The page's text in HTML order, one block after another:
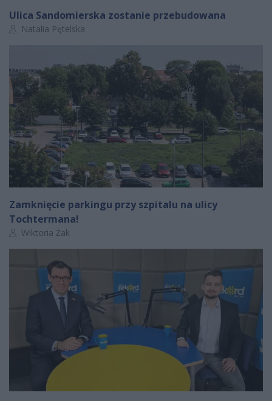
Ulica Sandomierska zostanie przebudowana
Autor artykułu:
Natalia Pętelska
Zamknięcie parkingu przy szpitalu na ulicy
Tochtermana!
Autor artykułu:
Wiktoria Żak